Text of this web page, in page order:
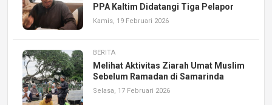
PPA Kaltim Didatangi Tiga Pelapor
Kamis, 19 Februari 2026
BERITA
Melihat Aktivitas Ziarah Umat Muslim
Sebelum Ramadan di Samarinda
Selasa, 17 Februari 2026